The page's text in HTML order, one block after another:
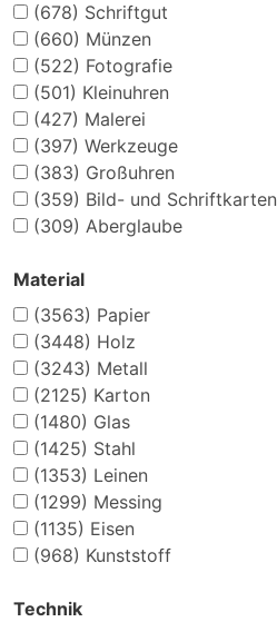
(678) Schriftgut
(660) Münzen
(522) Fotografie
(501) Kleinuhren
(427) Malerei
(397) Werkzeuge
(383) Großuhren
(359) Bild- und Schriftkarten
(309) Aberglaube
Material
(3563) Papier
(3448) Holz
(3243) Metall
(2125) Karton
(1480) Glas
(1425) Stahl
(1353) Leinen
(1299) Messing
(1135) Eisen
(968) Kunststoff
Technik